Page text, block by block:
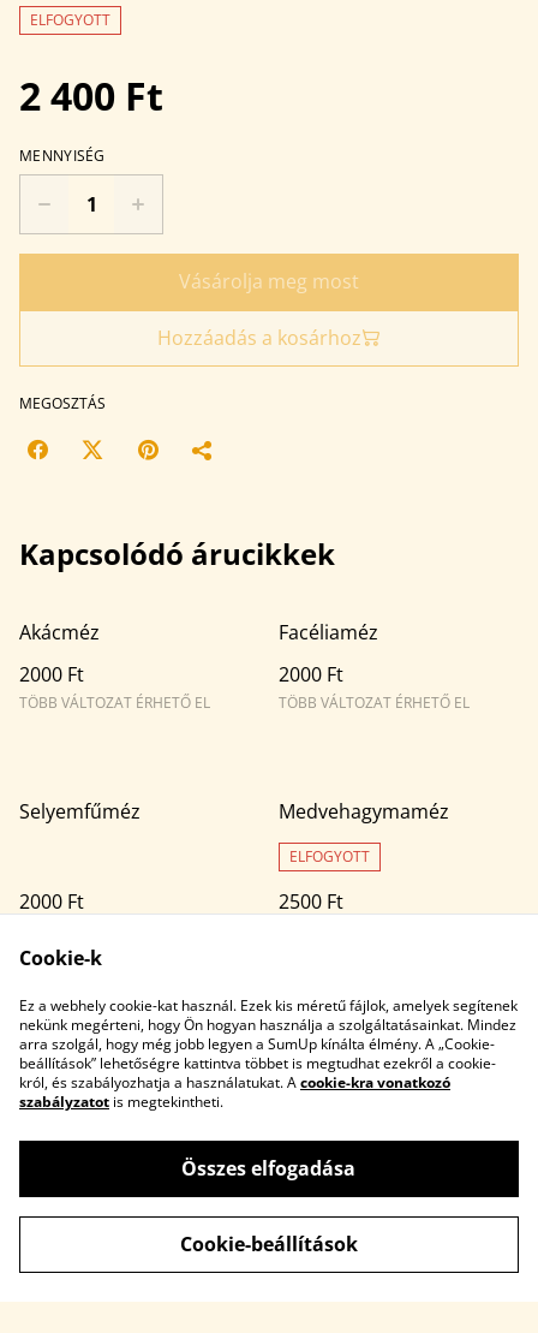
ELFOGYOTT
2 400 Ft
MENNYISÉG
Vásárolja meg most
Hozzáadás a kosárhoz
MEGOSZTÁS
Kapcsolódó árucikkek
Akácméz
2000 Ft
TÖBB VÁLTOZAT ÉRHETŐ EL
Facéliaméz
2000 Ft
TÖBB VÁLTOZAT ÉRHETŐ EL
Selyemfűméz
2000 Ft
Medvehagymaméz
ELFOGYOTT
2500 Ft
Adatvédelmi
szabályzat
Cookie-szabályzat
Cookie-k
Ez a webhely cookie-kat használ. Ezek kis méretű fájlok, amelyek segítenek
nekünk megérteni, hogy Ön hogyan használja a szolgáltatásainkat. Mindez
arra szolgál, hogy még jobb legyen a SumUp kínálta élmény. A „Cookie-
beállítások” lehetőségre kattintva többet is megtudhat ezekről a cookie-
król, és szabályozhatja a használatukat. Acookie-kra vonatkozó
szabályzatot is megtekintheti.
Összes elfogadása
Cookie-beállítások